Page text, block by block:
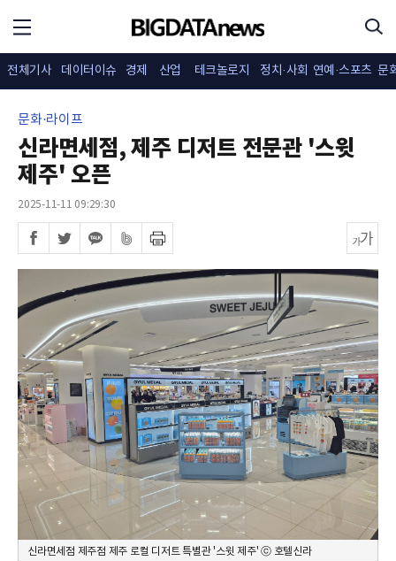
전체기사 데이터이슈 경제 산업 테크놀로지 정치·사회 연예·스포츠 문
문화·라이프
신라면세점, 제주 디저트 전문관 '스윗
제주' 오픈
2025-11-11 09:29:30
신라면세점 제주점 제주 로컬 디저트 특별관 '스윗 제주' ⓒ 호텔신라